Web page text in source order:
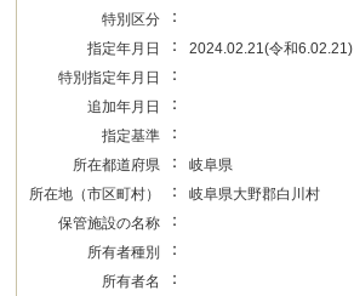
特別区分
：
指定年月日 ：
2024.02.21(令和6.02.21)
特別指定年月日
：
追加年月日 ：
指定基準 ：
所在都道府県 ：
岐阜県
所在地（市区町村）
：
岐阜県大野郡白川村
保管施設の名称
：
所有者種別 ：
所有者名 ：